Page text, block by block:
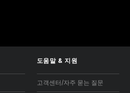
도움말&지원
고객센터/자주 묻는 질문